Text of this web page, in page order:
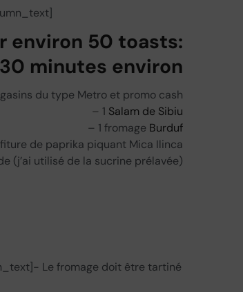
environ 50 toasts:
minutes environ
du type Metro et promo cash
– 1 Salam de Sibiu
– 1 fromage Burduf
de paprika piquant Mica Ilinca
(j’ai utilisé de la sucrine prélavée)
Le fromage doit être tartiné